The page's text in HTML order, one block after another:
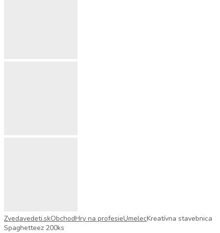
Zvedavedeti.skObchodHry na profesieUmelecKreatívna stavebnica
Spaghetteez 200ks